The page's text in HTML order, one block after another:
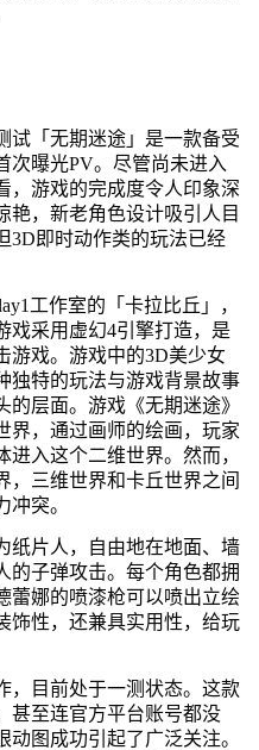
试「无期迷途」是一款备受
次曝光PV。尽管尚未进入
，游戏的完成度令人印象深
艳，新老角色设计吸引人目
3D即时动作类的玩法已经
工作室的「卡拉比丘」，
戏采用虚幻4引擎打造，是
游戏。游戏中的3D美少女
独特的玩法与游戏背景故事
层面。游戏《无期迷途》
界，通过画师的绘画，玩家
入这个二维世界。然而，
，三维世界和卡丘世界之间
突。
纸片人，自由地在地面、墙
的子弹攻击。每个角色都拥
蕾娜的喷漆枪可以喷出立绘
饰性，还兼具实用性，给玩
，目前处于一测状态。这款
甚至连官方平台账号都没
图成功引起了广泛关注。